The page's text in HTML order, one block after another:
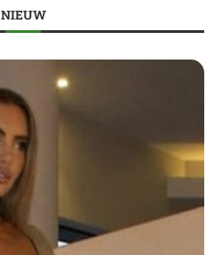
NIEUW